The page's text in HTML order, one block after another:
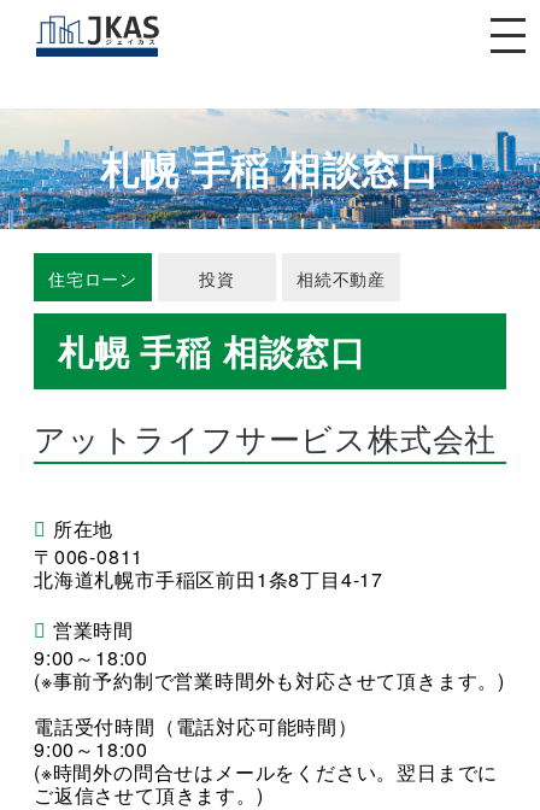
閉じる
札幌 手稲 相談窓口
住宅ローン 投資 相続不動産
札幌 手稲 相談窓口
アットライフサービス株式会社
所在地
〒006-0811
北海道札幌市手稲区前田1条8丁目4-17
営業時間
9:00～18:00
(※事前予約制で営業時間外も対応させて頂きます。)
電話受付時間（電話対応可能時間）
9:00～18:00
(※時間外の問合せはメールをください。翌日までに
ご返信させて頂きます。)